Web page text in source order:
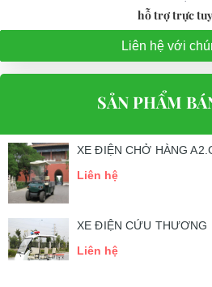
Website:xediendulich.com
Website:phutungxegolf.com
hỗ trợ trực
Liên hệ với
SẢN PHẨM
XE ĐIỆN CHỞ HÀNG
Liên hệ
XE ĐIỆN CỨU THƯƠNG
Liên hệ